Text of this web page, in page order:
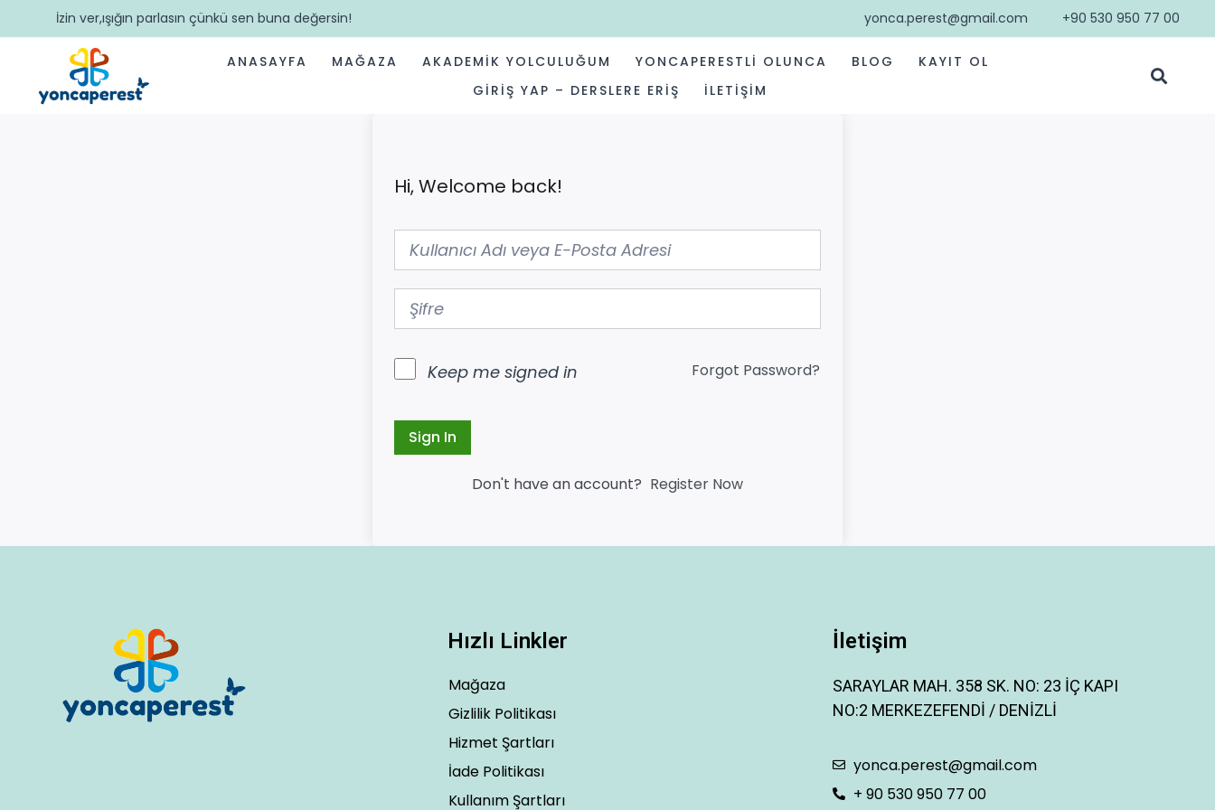
İzin ver,ışığın parlasın çünkü sen buna değersin! yonca.perest@gmail.com +90 530 950 77 00
ANASAYFA MAĞAZA AKADEMIK YOLCULUĞUM YONCAPERESTLI OLUNCA BLOG
KAYIT OL
GIRIŞ YAP – DERSLERE ERIŞ
İLETIŞIM
Hi, Welcome back!
Keep me signed in Forgot Password?
Sign In
Don't have an account? Register Now
Hızlı Linkler
Mağaza
Gizlilik Politikası
Hizmet Şartları
İade Politikası
Kullanım Şartları
İletişim
SARAYLAR MAH. 358 SK. NO: 23 İÇ KAPI
NO:2 MERKEZEFENDİ / DENİZLİ
yonca.perest@gmail.com
+ 90 530 950 77 00